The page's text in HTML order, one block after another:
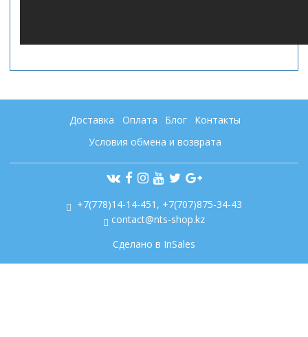
Доставка Оплата Блог
Контакты
Условия обмена и возврата
+7(778)14-14-451, +7(707)875-34-43
contact@nts-shop.kz
Сделано в InSales